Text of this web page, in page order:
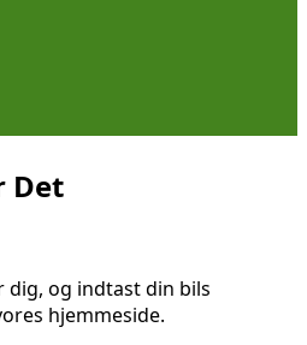
Det
dig, og indtast din bils
hjemmeside.